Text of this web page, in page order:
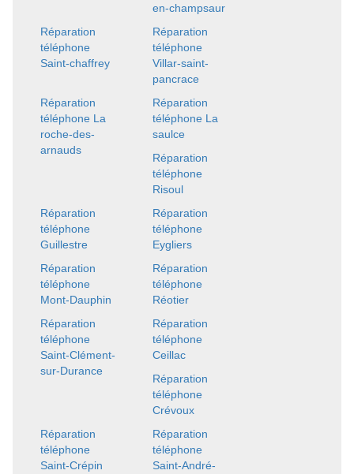
en-champsaur
Réparation
téléphone
Saint-chaffrey
Réparation
téléphone
Villar-saint-
pancrace
Réparation
téléphone La
roche-des-
arnauds
Réparation
téléphone La
saulce
Réparation
téléphone
Risoul
Réparation
téléphone
Guillestre
Réparation
téléphone
Eygliers
Réparation
téléphone
Mont-Dauphin
Réparation
téléphone
Réotier
Réparation
téléphone
Saint-Clément-
sur-Durance
Réparation
téléphone
Ceillac
Réparation
téléphone
Crévoux
Réparation
téléphone
Saint-Crépin
Réparation
téléphone
Saint-André-